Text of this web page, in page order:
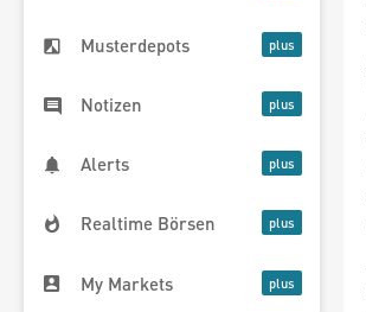
Musterdepots
Notizen
Alerts
Realtime Börsen
My Markets